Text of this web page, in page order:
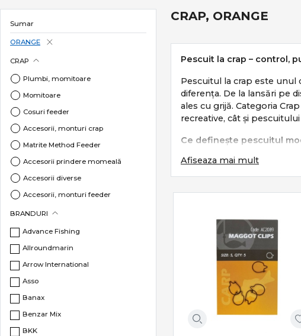
Sumar
ORANGE
CRAP
Plumbi, momitoare
Momitoare
Cosuri feeder
Accesorii, monturi crap
Matrite Method Feeder
Accesorii prindere momeală
Accesorii diverse
Accesorii, monturi feeder
BRANDURI
Advance Fishing
Allroundmarin
Arrow International
Asso
Banax
Benzar Mix
BKK
CRAP, ORANGE
Pescuit la crap – control,
Pescuitul la crap este unul
diferența. De la lansări pe
ales cu grijă. Categoria
recreative, cât și
Ce definește pescuitul
Pescuitul la crap se bazează
lansări precise și
protecția peștelui și
Este un stil care combină
Subcategorii esențiale
CategoriaCrap include o
Lansete crap
Mulinete crap
– frâne
Afiseaza mai mult